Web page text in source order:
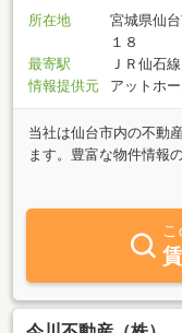
所在地
宮城県仙
１８
最寄駅
ＪＲ仙石
情報提供元
アットホ
当社は仙台市内の不動
ます。豊富な物件情報
ディな対応でご紹介し